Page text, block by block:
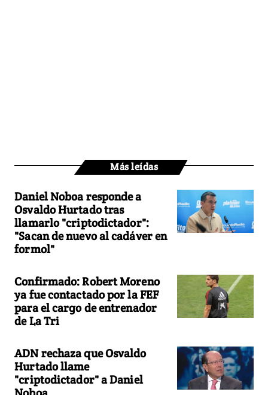
Más leídas
Daniel Noboa responde a
Osvaldo Hurtado tras
llamarlo "criptodictador":
"Sacan de nuevo al cadáver en
formol"
Confirmado: Robert Moreno
ya fue contactado por la FEF
para el cargo de entrenador
de La Tri
ADN rechaza que Osvaldo
Hurtado llame
"criptodictador" a Daniel